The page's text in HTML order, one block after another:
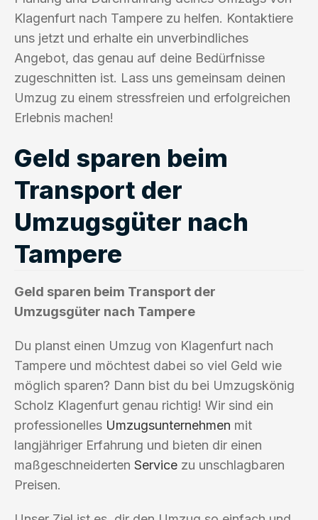
Klagenfurt nach Tampere zu helfen. Kontaktiere
uns jetzt und erhalte ein unverbindliches
Angebot, das genau auf deine Bedürfnisse
zugeschnitten ist. Lass uns gemeinsam deinen
Umzug zu einem stressfreien und erfolgreichen
Erlebnis machen!
Geld sparen beim
Transport der
Umzugsgüter nach
Tampere
Geld sparen beim Transport der
Umzugsgüter nach Tampere
Du planst einen Umzug von Klagenfurt nach
Tampere und möchtest dabei so viel Geld wie
möglich sparen? Dann bist du bei Umzugskönig
Scholz Klagenfurt genau richtig! Wir sind ein
professionelles Umzugsunternehmen mit
langjähriger Erfahrung und bieten dir einen
maßgeschneiderten Service zu unschlagbaren
Preisen.